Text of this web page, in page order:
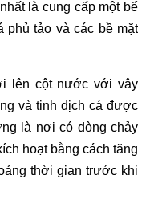
là cung cấp một bể
phủ tảo và các bề mặt
lên cột nước với vây
và tinh dịch cá được
là nơi có dòng chảy
hoạt bằng cách tăng
thời gian trước khi